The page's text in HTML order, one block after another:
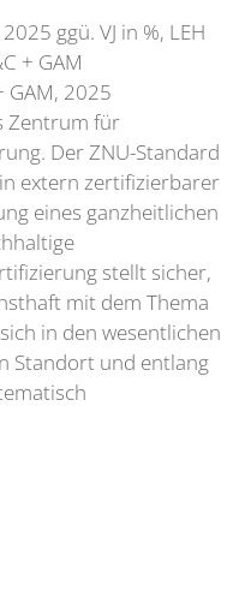
ggü. VJ in %, LEH
+ GAM
GAM, 2025
Zentrum für
Der ZNU-Standard
extern zertifizierbarer
eines ganzheitlichen
stellt sicher,
mit dem Thema
in den wesentlichen
Standort und entlang